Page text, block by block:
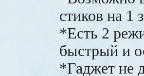
стиков на 1
*Есть 2
быстрый и
*Гаджет не